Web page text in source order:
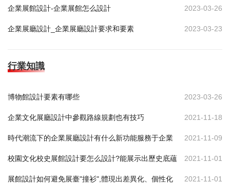
企業展館設計-企業展館怎么設計 2023-03-26
企業展廳設計_企業展廳設計要求和要素 2023-03-23
行業知識
博物館設計要素有哪些 2023-03-26
企業文化展廳設計中參觀路線規劃也有技巧 2021-11-18
時代潮流下的企業展廳設計有什么新功能服務于企業 2021-11-09
校園文化校史展館設計要怎么設計?能展示出歷史底蘊 2021-11-01
展館設計如何避免展臺"撞衫",體現出差異化、個性化 2021-11-01